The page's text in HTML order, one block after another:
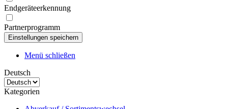
Endgeräteerkennung
Partnerprogramm
Menü schließen
Deutsch
Kategorien